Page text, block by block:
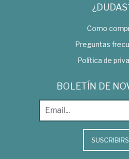
Como
Preguntas
Política de
BOLETÍN DE